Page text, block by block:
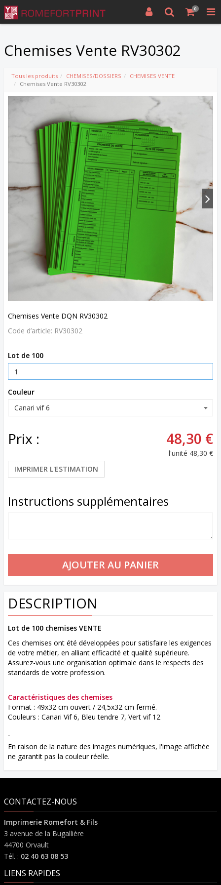
0
Chemises Vente RV30302
Tous les produits CHEMISES/DOSSIERS
CHEMISES VENTE
Chemises Vente RV30302
Chemises Vente DQN RV30302
Code d’article: RV30302
Lot de 100
Couleur
Prix : 48,30 €
l'unité 48,30 €
IMPRIMER L'ESTIMATION
Instructions supplémentaires
DESCRIPTION
Lot de 100 chemises VENTE
Ces chemises ont été développées pour satisfaire les exigences
de votre métier, en alliant efficacité et qualité supérieure.
Assurez-vous une organisation optimale dans le respects des
standards de votre profession.
Caractéristiques des chemises
Format : 49x32 cm ouvert / 24,5x32 cm fermé.
Couleurs : Canari Vif 6, Bleu tendre 7, Vert vif 12
En raison de la nature des images numériques, l'image affichée
ne garantit pas la couleur réelle.
CONTACTEZ-NOUS
Imprimerie Romefort & Fils
3 avenue de la Bugallière
44700 Orvault
Tél. : 02 40 63 08 53
LIENS RAPIDES